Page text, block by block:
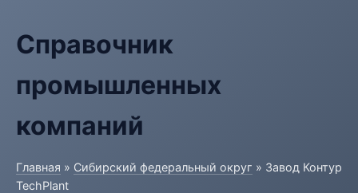
Справочник
промышленных
компаний
Главная » Сибирский федеральный округ » Завод Контур
TechPlant